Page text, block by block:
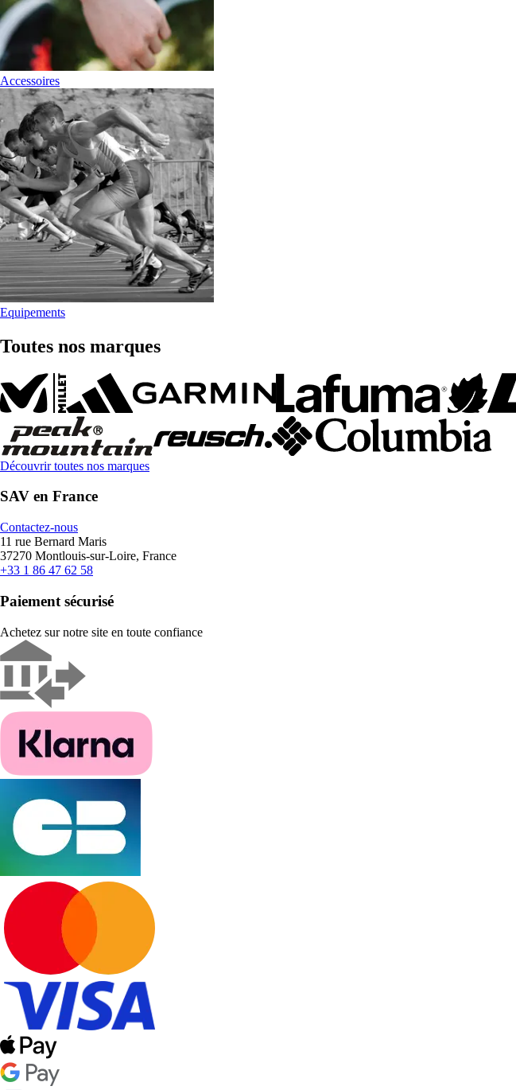
Accessoires
Equipements
Toutes nos marques
Découvrir toutes nos marques
SAV en France
Contactez-nous
11 rue Bernard Maris
37270 Montlouis-sur-Loire, France
+33 1 86 47 62 58
Paiement sécurisé
Achetez sur notre site en toute confiance